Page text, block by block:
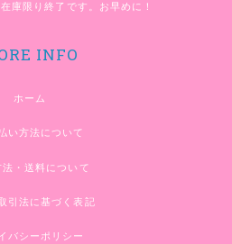
庫限り終了です。お早めに！
INFO
ホーム
い方法について
・送料について
引法に基づく表記
バシーポリシー